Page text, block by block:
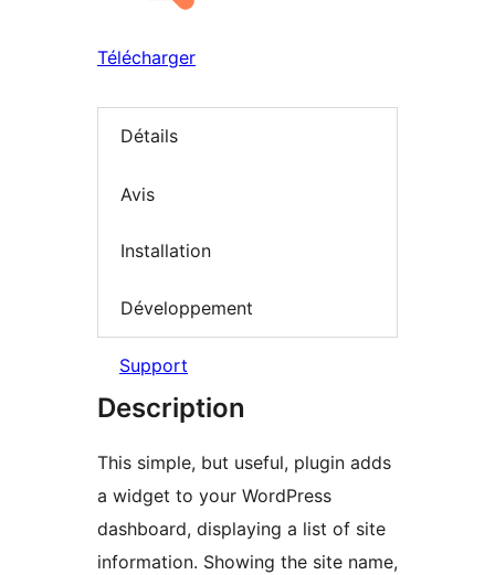
Télécharger
Détails
Avis
Installation
Développement
Support
Description
This simple, but useful, plugin adds
a widget to your WordPress
dashboard, displaying a list of site
information. Showing the site name,